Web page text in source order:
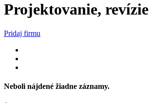
Projektovanie, revízie
Pridaj firmu
Neboli nájdené žiadne záznamy.